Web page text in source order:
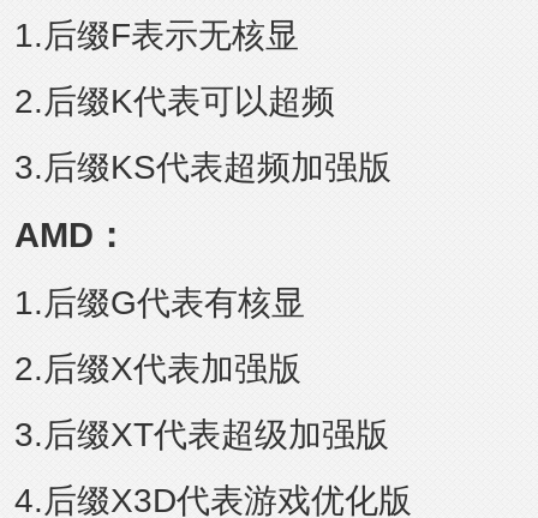
1.后缀F表示无核显
2.后缀K代表可以超频
3.后缀KS代表超频加强版
AMD ：
1.后缀G代表有核显
2.后缀X代表加强版
3.后缀XT代表超级加强版
4.后缀X3D代表游戏优化版